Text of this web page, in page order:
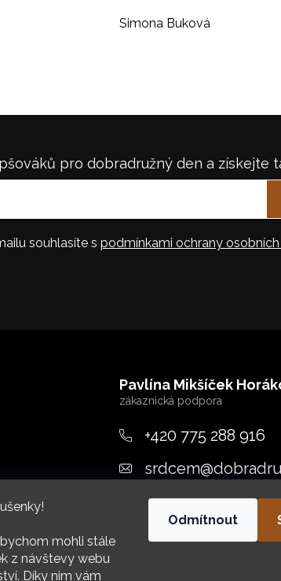
mohli stále
z návštevy webu
Díky nim vám
Odmítnout
Simona Buková
pro dobradružný den a získejte
souhlasíte s podmínkami ochrany
Pavlína Mikšíček
+420 775 288 916
srdcem@